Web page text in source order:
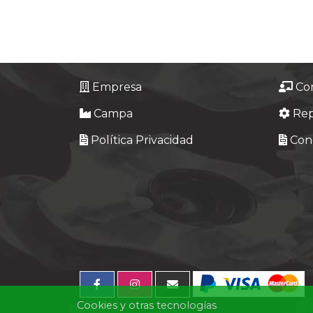
Empresa
Contacto
Empresa
Campa
Política Privacidad
Cookies y otras tecnologías